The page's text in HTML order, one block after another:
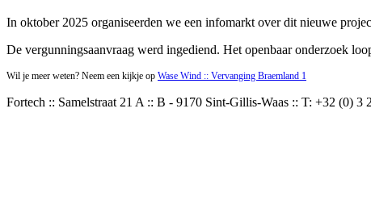
In oktober 2025 organiseerden we een infomarkt over dit nieuwe
De vergunningsaanvraag werd ingediend. Het openbaar onderzoek
Wil je meer weten? Neem een kijkje op Wase Wind :: Vervanging Braemland 1
Fortech :: Samelstraat 21 A :: B - 9170 Sint-Gillis-Waas :: T: +32 (0)